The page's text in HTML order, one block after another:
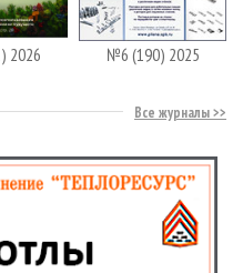
2026 №6 (190) 2025
Все журналы